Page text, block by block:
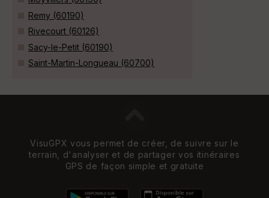
Remy (60190)
Rivecourt (60126)
Sacy-le-Petit (60190)
Saint-Martin-Longueau (60700)
VisuGPX vous permet de créer, de suivre sur le
terrain, d'analyser et de partager vos itinéraires
GPS de façon simple et gratuite